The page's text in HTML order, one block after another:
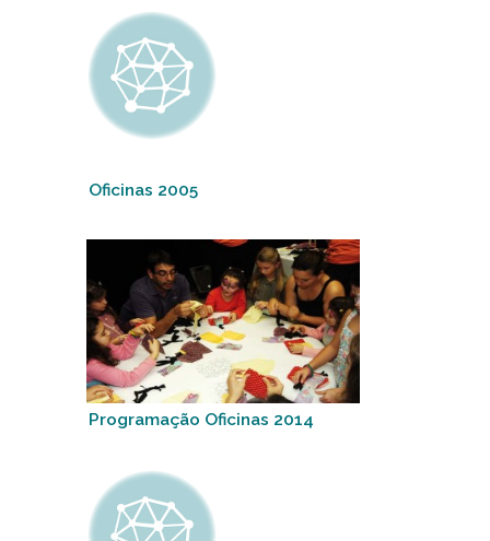
Oficinas 2005
Programação Oficinas 2014